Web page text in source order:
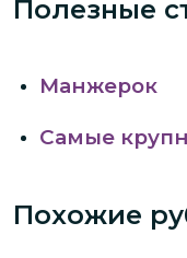
Полезные
Манжерок
Самые
Похожие